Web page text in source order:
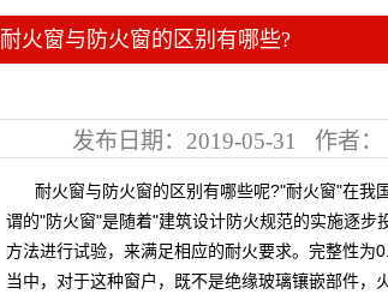
耐火窗与防火窗的区别有哪些?
发布日期： 2019-05-31 作者：
耐火窗与防火窗的区别有哪些呢?"耐火窗"在我
谓的"防火窗"是随着"建筑设计防火规范的实施逐
方法进行试验，来满足相应的耐火要求。完整性
当中，对于这种窗户，既不是绝缘玻璃镶嵌部件